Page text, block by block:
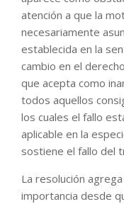
atención a que la
necesariamente
establecida en la
cambio en el
que acepta como
todos aquellos
los cuales el fallo
aplicable en la
sostiene el fallo del
La resolución
importancia desde